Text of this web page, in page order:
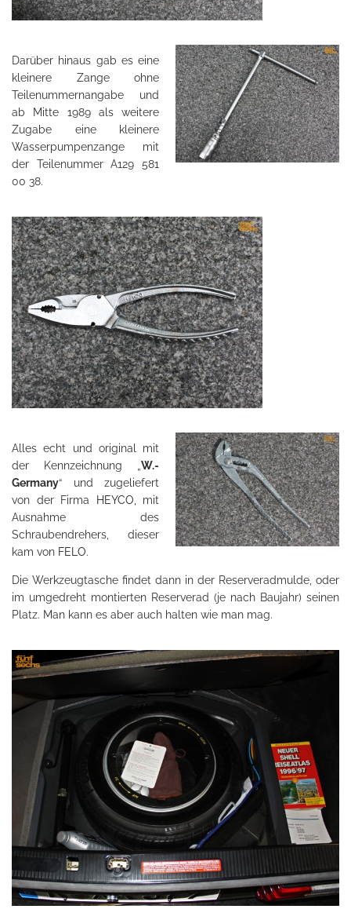
Darüber hinaus gab es eine
kleinere Zange ohne
Teilenummernangabe und
ab Mitte 1989 als weitere
Zugabe eine kleinere
Wasserpumpenzange mit
der Teilenummer A129 581
00 38.
Alles echt und original mit
der Kennzeichnung „ W.-
Germany“ und zugeliefert
von der Firma HEYCO , mit
Ausnahme des
Schraubendrehers, dieser
kam von FELO.
Die Werkzeugtasche findet dann in der Reserveradmulde, oder
im umgedreht montierten Reserverad (je nach Baujahr) seinen
Platz. Man kann es aber auch halten wie man mag.